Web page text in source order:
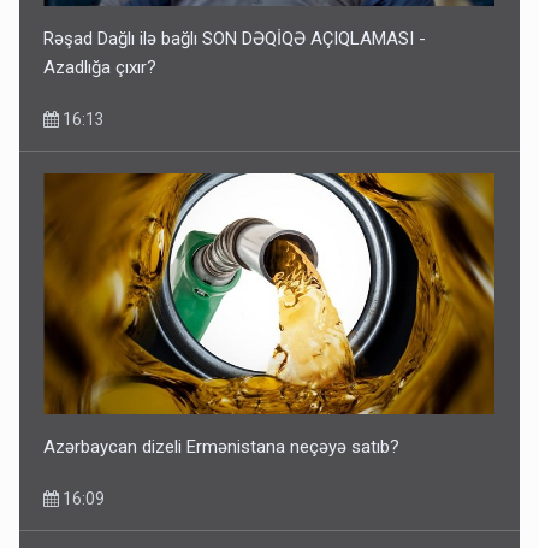
Rəşad Dağlı ilə bağlı SON DƏQİQƏ AÇIQLAMASI -
Azadlığa çıxır?
16:13
Azərbaycan dizeli Ermənistana neçəyə satıb?
16:09